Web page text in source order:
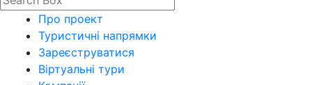
Про проект
Туристичні напрямки
Зареєструватися
Віртуальні тури